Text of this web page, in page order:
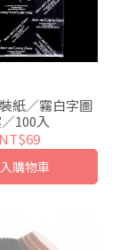
紙／霧白字圖
100入
NT$69
購物車